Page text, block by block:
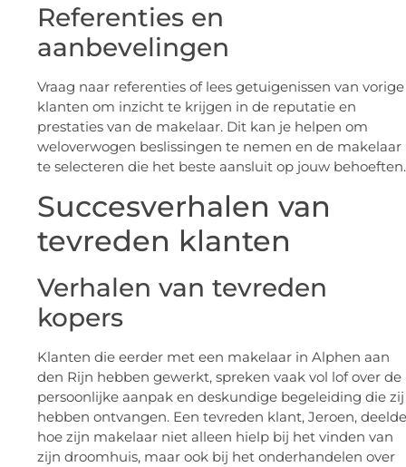
Referenties en
aanbevelingen
Vraag naar referenties of lees getuigenissen van vorige
klanten om inzicht te krijgen in de reputatie en
prestaties van de makelaar. Dit kan je helpen om
weloverwogen beslissingen te nemen en de makelaar
te selecteren die het beste aansluit op jouw behoeften.
Succesverhalen van
tevreden klanten
Verhalen van tevreden
kopers
Klanten die eerder met een makelaar in Alphen aan
den Rijn hebben gewerkt, spreken vaak vol lof over de
persoonlijke aanpak en deskundige begeleiding die zij
hebben ontvangen. Een tevreden klant, Jeroen, deelde
hoe zijn makelaar niet alleen hielp bij het vinden van
zijn droomhuis, maar ook bij het onderhandelen over